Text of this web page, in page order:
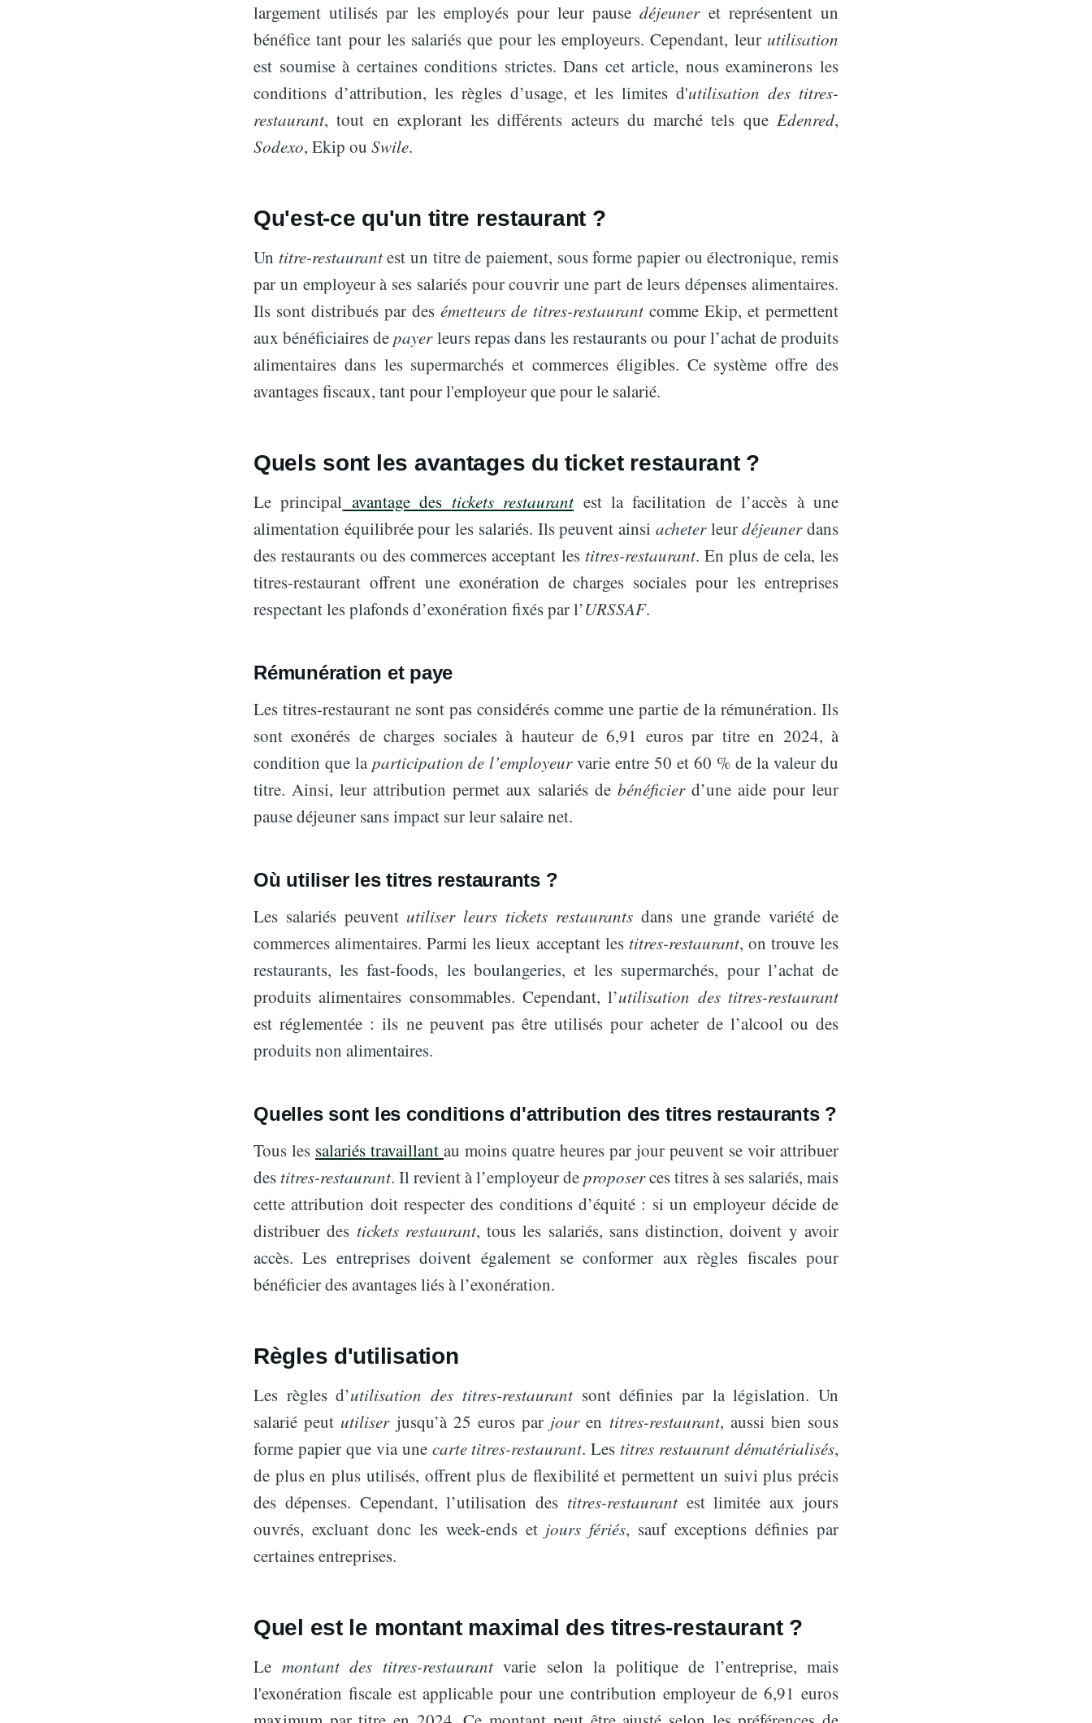
largement utilisés par les employés pour leur pausedéjeuneret représentent un
bénéfice tant pour les salariés que pour les employeurs. Cependant, leur utilisation
est soumise à certaines conditions strictes. Dans cet article, nous examinerons les
conditions d’attribution, les règles d’usage, et les limites d'utilisation des titres-
restaurant, tout en explorant les différents acteurs du marché tels que Edenred,
Sodexo, Ekip ou Swile.
Qu'est-ce qu'un titre restaurant ?
Un titre-restaurantest un titre de paiement, sous forme papier ou électronique, remis
par un employeur à ses salariés pour couvrir une part de leurs dépenses alimentaires.
Ils sont distribués par des émetteurs de titres-restaurant comme Ekip, et permettent
aux bénéficiaires depayerleurs repas dans les restaurants ou pour l’achat de produits
alimentaires dans les supermarchés et commerces éligibles. Ce système offre des
avantages fiscaux, tant pour l'employeur que pour le salarié.
Quels sont les avantages du ticket restaurant ?
Le principal avantage des tickets restaurantest la facilitation de l’accès à une
alimentation équilibrée pour les salariés. Ils peuvent ainsi acheterleurdéjeunerdans
des restaurants ou des commerces acceptant les titres-restaurant. En plus de cela, les
titres-restaurant offrent une exonération de charges sociales pour les entreprises
respectant les plafonds d’exonération fixés par l’URSSAF.
Rémunération et paye
Les titres-restaurant ne sont pas considérés comme une partie de la rémunération. Ils
sont exonérés de charges sociales à hauteur de 6,91 euros par titre en 2024, à
condition que laparticipation de l’employeurvarie entre 50 et 60 % de la valeur du
titre. Ainsi, leur attribution permet aux salariés de bénéficierd’une aide pour leur
pause déjeuner sans impact sur leur salaire net.
Où utiliser les titres restaurants ?
Les salariés peuvent utiliser leurs tickets restaurantsdans une grande variété de
commerces alimentaires. Parmi les lieux acceptant les titres-restaurant, on trouve les
restaurants, les fast-foods, les boulangeries, et les supermarchés, pour l’achat de
produits alimentaires consommables. Cependant, l’utilisation des titres-restaurant
est réglementée : ils ne peuvent pas être utilisés pour acheter de l’alcool ou des
produits non alimentaires.
Quelles sont les conditions d'attribution des titres restaurants ?
Tous les salariés travaillant au moins quatre heures par jour peuvent se voir attribuer
des titres-restaurant. Il revient à l’employeur deproposerces titres à ses salariés, mais
cette attribution doit respecter des conditions d’équité : si un employeur décide de
distribuer des tickets restaurant, tous les salariés, sans distinction, doivent y avoir
accès. Les entreprises doivent également se conformer aux règles fiscales pour
bénéficier des avantages liés à l’exonération.
Règles d'utilisation
Les règles d’utilisation des titres-restaurantsont définies par la législation. Un
salarié peut utiliserjusqu’à 25 euros par jouren titres-restaurant, aussi bien sous
forme papier que via une carte titres-restaurant. Les titres restaurant dématérialisés,
de plus en plus utilisés, offrent plus de flexibilité et permettent un suivi plus précis
des dépenses. Cependant, l’utilisation des titres-restaurantest limitée aux jours
ouvrés, excluant donc les week-ends et jours fériés, sauf exceptions définies par
certaines entreprises.
Quel est le montant maximal des titres-restaurant ?
Le montant des titres-restaurantvarie selon la politique de l’entreprise, mais
l'exonération fiscale est applicable pour une contribution employeur de 6,91 euros